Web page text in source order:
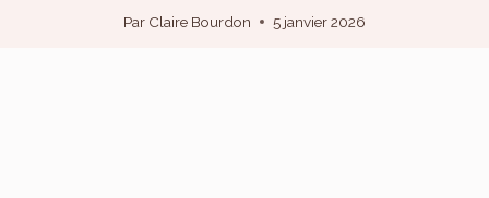
Par Claire Bourdon 5 janvier 2026